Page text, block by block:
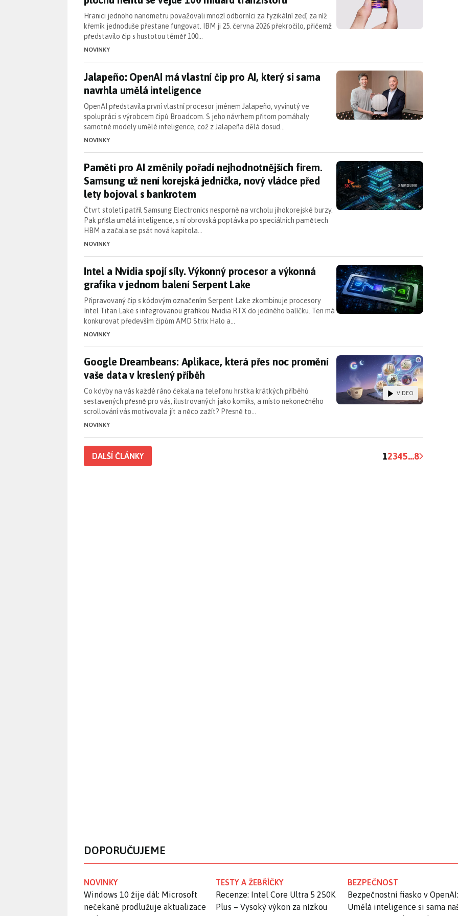
Hranici jednoho nanometru považovali mnozí odborníci za fyzikální zeď, za níž
křemík jednoduše přestane fungovat. IBM ji 25. června 2026 překročilo, přičemž
představilo čip s hustotou téměř 100…
NOVINKY
Jalapeño: OpenAI má vlastní čip pro AI, který si sama navrhla umělá inteligence
Jalapeño: OpenAI má vlastní čip pro AI, který si sama
navrhla umělá inteligence
OpenAI představila první vlastní procesor jménem Jalapeño, vyvinutý ve
spolupráci s výrobcem čipů Broadcom. S jeho návrhem přitom pomáhaly
samotné modely umělé inteligence, což z Jalapeña dělá dosud…
NOVINKY
Paměti pro AI změnily pořadí nejhodnotnějších firem. Samsung už není
Paměti pro AI změnily pořadí nejhodnotnějších firem.
Samsung už není korejská jednička, nový vládce před
lety bojoval s bankrotem
Čtvrt století patřil Samsung Electronics nesporně na vrcholu jihokorejské burzy.
Pak přišla umělá inteligence, s ní obrovská poptávka po speciálních pamětech
HBM a začala se psát nová kapitola…
NOVINKY
Intel a Nvidia spojí síly. Výkonný procesor a výkonná grafika v jednom balení
Intel a Nvidia spojí síly. Výkonný procesor a výkonná
grafika v jednom balení Serpent Lake
Připravovaný čip s kódovým označením Serpent Lake zkombinuje procesory
Intel Titan Lake s integrovanou grafikou Nvidia RTX do jediného balíčku. Ten má
konkurovat především čipům AMD Strix Halo a…
NOVINKY
Google Dreambeans: Aplikace, která přes noc promění vaše data v kreslený příběh
Google Dreambeans: Aplikace, která přes noc promění
vaše data v kreslený příběh
Co kdyby na vás každé ráno čekala na telefonu hrstka krátkých příběhů
sestavených přesně pro vás, ilustrovaných jako komiks, a místo nekonečného
scrollování vás motivovala jít a něco zažít? Přesně to…
NOVINKY
VIDEO
DALŠÍ ČLÁNKY 12345...8
DOPORUČUJEME
NOVINKY
Windows 10 žije dál: Microsoft
nečekaně prodlužuje aktualizace
TESTY A ŽEBŘÍČKY
Recenze: Intel Core Ultra 5 250K
Plus – Vysoký výkon za nízkou
BEZPEČNOST
Bezpečnostní fiasko v OpenAI:
Umělá inteligence si sama